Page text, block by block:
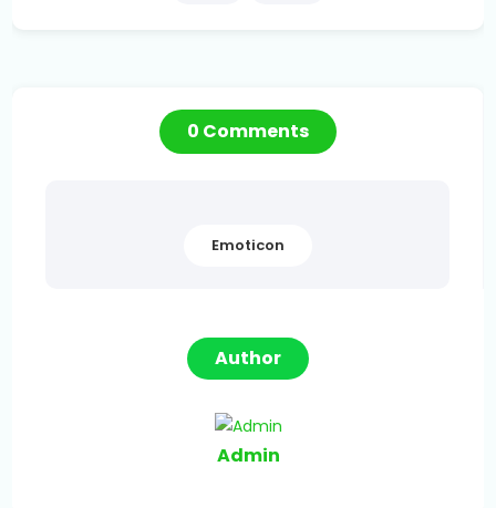
0 Comments
Emoticon
Author
Admin